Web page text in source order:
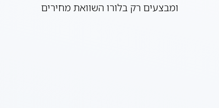
ומבצעים רק בלורו השוואת מחירים